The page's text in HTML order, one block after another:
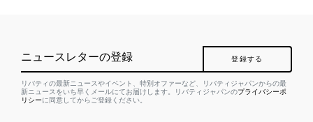
ニュースレターの登録 登録する
リバティの最新ニュースやイベント、特別オファーなど、リバティジャパンからの最
新ニュースをいち早くメールにてお届けします。リバティジャパンのプライバシーポ
リシーに同意してからご登録ください。